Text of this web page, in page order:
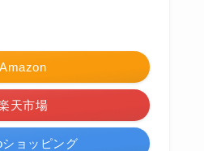
Amazon
天市場
ショッピング